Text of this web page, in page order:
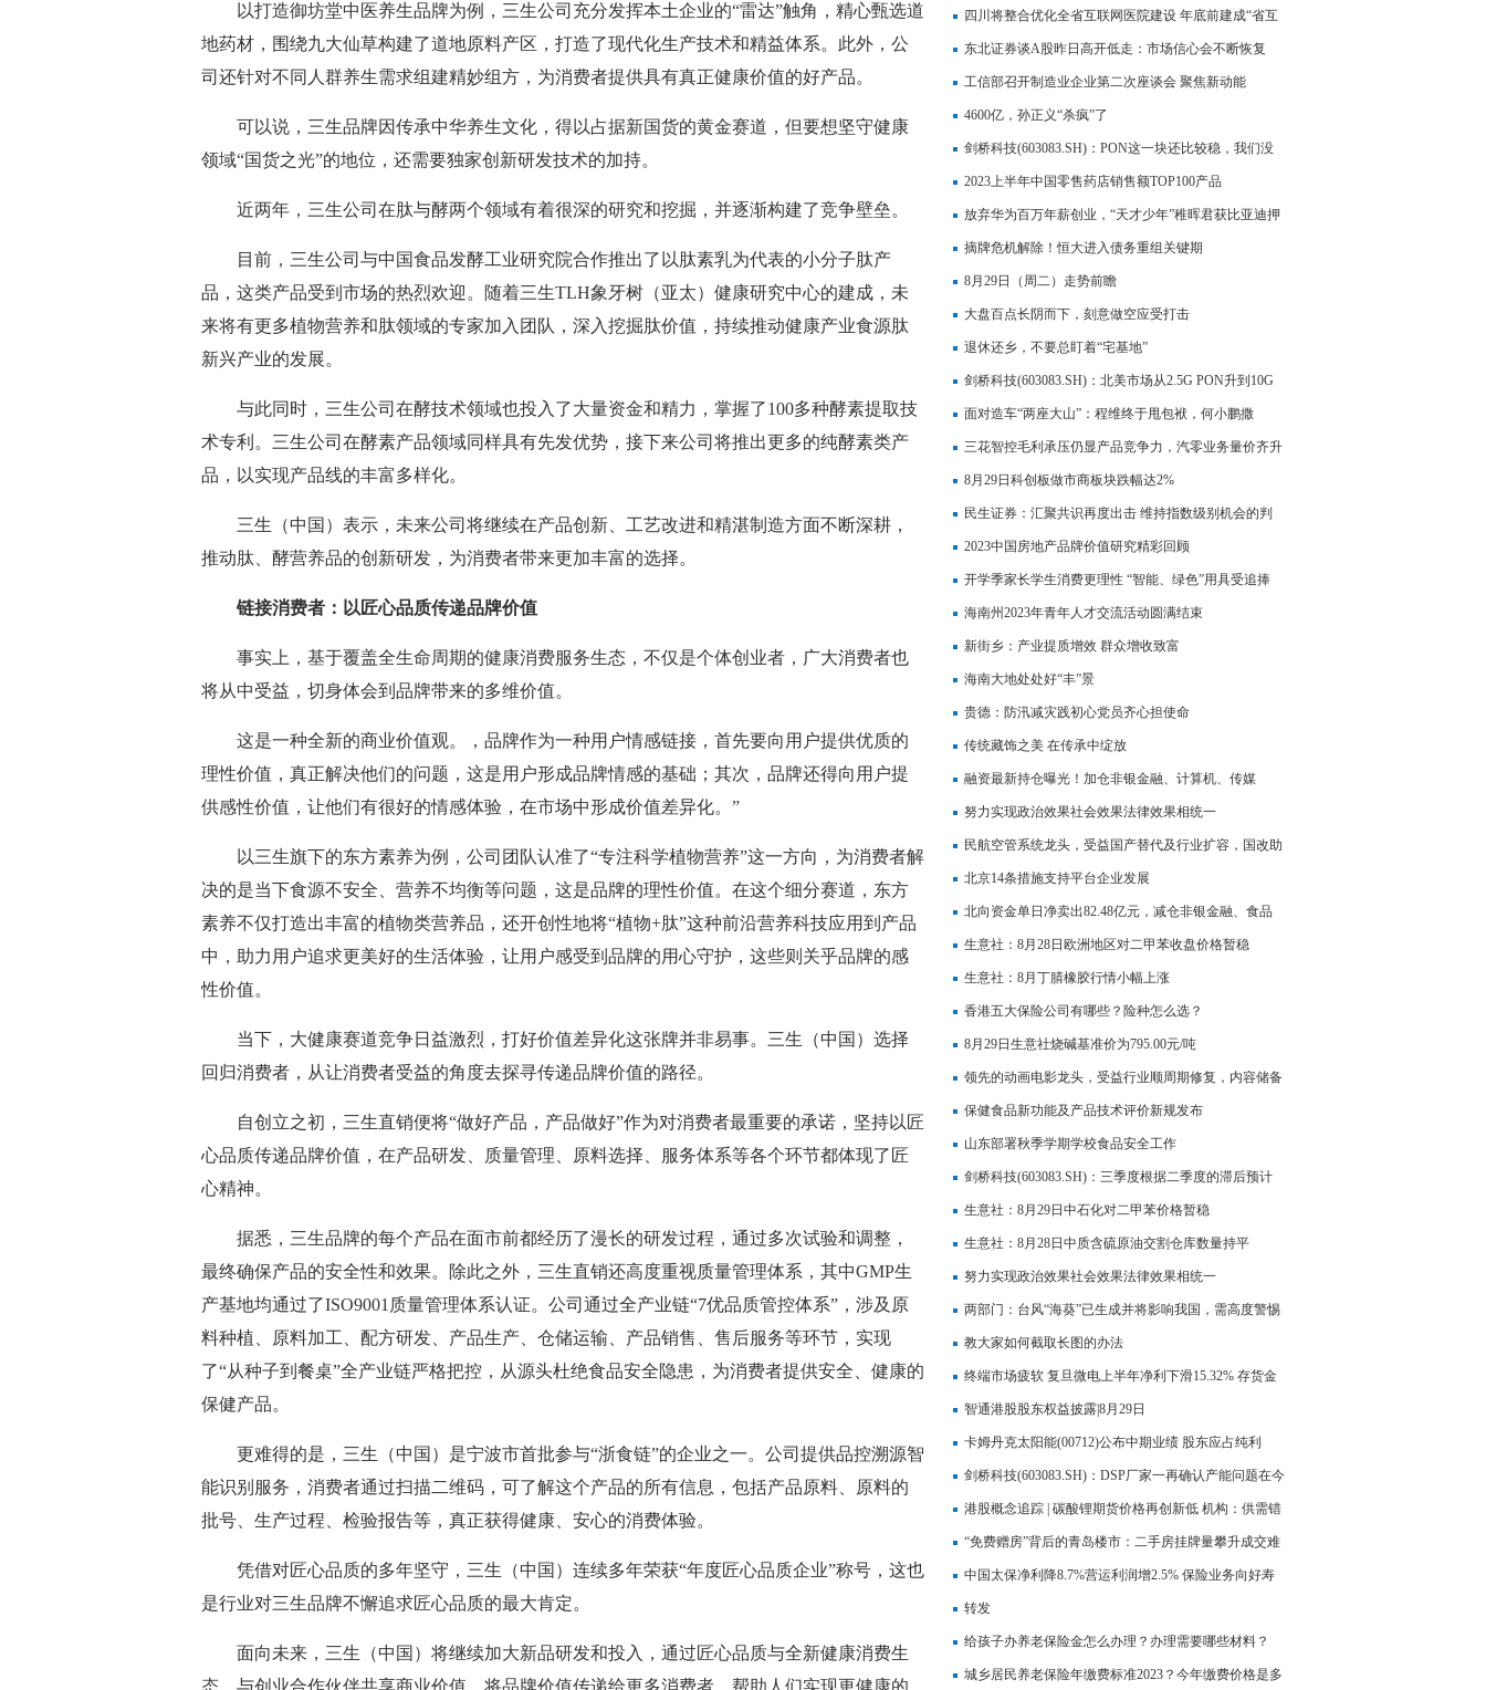
以打造御坊堂中医养生品牌为例，三生公司充分发挥本土企业的“雷达”触角，精心甄选道
地药材，围绕九大仙草构建了道地原料产区，打造了现代化生产技术和精益体系。此外，公
司还针对不同人群养生需求组建精妙组方，为消费者提供具有真正健康价值的好产品。
可以说，三生品牌因传承中华养生文化，得以占据新国货的黄金赛道，但要想坚守健康
领域“国货之光”的地位，还需要独家创新研发技术的加持。
近两年，三生公司在肽与酵两个领域有着很深的研究和挖掘，并逐渐构建了竞争壁垒。
目前，三生公司与中国食品发酵工业研究院合作推出了以肽素乳为代表的小分子肽产
品，这类产品受到市场的热烈欢迎。随着三生TLH象牙树（亚太）健康研究中心的建成，未
来将有更多植物营养和肽领域的专家加入团队，深入挖掘肽价值，持续推动健康产业食源肽
新兴产业的发展。
与此同时，三生公司在酵技术领域也投入了大量资金和精力，掌握了100多种酵素提取技
术专利。三生公司在酵素产品领域同样具有先发优势，接下来公司将推出更多的纯酵素类产
品，以实现产品线的丰富多样化。
三生（中国）表示，未来公司将继续在产品创新、工艺改进和精湛制造方面不断深耕，
推动肽、酵营养品的创新研发，为消费者带来更加丰富的选择。
链接消费者：以匠心品质传递品牌价值
事实上，基于覆盖全生命周期的健康消费服务生态，不仅是个体创业者，广大消费者也
将从中受益，切身体会到品牌带来的多维价值。
这是一种全新的商业价值观。，品牌作为一种用户情感链接，首先要向用户提供优质的
理性价值，真正解决他们的问题，这是用户形成品牌情感的基础；其次，品牌还得向用户提
供感性价值，让他们有很好的情感体验，在市场中形成价值差异化。”
以三生旗下的东方素养为例，公司团队认准了“专注科学植物营养”这一方向，为消费者解
决的是当下食源不安全、营养不均衡等问题，这是品牌的理性价值。在这个细分赛道，东方
素养不仅打造出丰富的植物类营养品，还开创性地将“植物+肽”这种前沿营养科技应用到产品
中，助力用户追求更美好的生活体验，让用户感受到品牌的用心守护，这些则关乎品牌的感
性价值。
当下，大健康赛道竞争日益激烈，打好价值差异化这张牌并非易事。三生（中国）选择
回归消费者，从让消费者受益的角度去探寻传递品牌价值的路径。
自创立之初，三生直销便将“做好产品，产品做好”作为对消费者最重要的承诺，坚持以匠
心品质传递品牌价值，在产品研发、质量管理、原料选择、服务体系等各个环节都体现了匠
心精神。
据悉，三生品牌的每个产品在面市前都经历了漫长的研发过程，通过多次试验和调整，
最终确保产品的安全性和效果。除此之外，三生直销还高度重视质量管理体系，其中GMP生
产基地均通过了ISO9001质量管理体系认证。公司通过全产业链“7优品质管控体系”，涉及原
料种植、原料加工、配方研发、产品生产、仓储运输、产品销售、售后服务等环节，实现
了“从种子到餐桌”全产业链严格把控，从源头杜绝食品安全隐患，为消费者提供安全、健康的
保健产品。
更难得的是，三生（中国）是宁波市首批参与“浙食链”的企业之一。公司提供品控溯源智
能识别服务，消费者通过扫描二维码，可了解这个产品的所有信息，包括产品原料、原料的
批号、生产过程、检验报告等，真正获得健康、安心的消费体验。
凭借对匠心品质的多年坚守，三生（中国）连续多年荣获“年度匠心品质企业”称号，这也
是行业对三生品牌不懈追求匠心品质的最大肯定。
面向未来，三生（中国）将继续加大新品研发和投入，通过匠心品质与全新健康消费生
态，与创业合作伙伴共享商业价值，将品牌价值传递给更多消费者，帮助人们实现更健康的
四川将整合优化全省互联网医院建设 年底前建成“省互
联网总医院”
东北证券谈A股昨日高开低走：市场信心会不断恢复
工信部召开制造业企业第二次座谈会 聚焦新动能
4600亿，孙正义“杀疯”了
剑桥科技(603083.SH)：PON这一块还比较稳，我们没
有觉得现在在北美有什么PON的价格战
2023上半年中国零售药店销售额TOP100产品
放弃华为百万年薪创业，“天才少年”稚晖君获比亚迪押
宝
摘牌危机解除！恒大进入债务重组关键期
8月29日（周二）走势前瞻
大盘百点长阴而下，刻意做空应受打击
退休还乡，不要总盯着“宅基地”
剑桥科技(603083.SH)：北美市场从2.5G PON升到10G
PON，趋势非常明显，而潜在的客户也非常多
面对造车“两座大山”：程维终于甩包袱，何小鹏撒
币“续梦”
三花智控毛利承压仍显产品竞争力，汽零业务量价齐升
8月29日科创板做市商板块跌幅达2%
民生证券：汇聚共识再度出击 维持指数级别机会的判
断
2023中国房地产品牌价值研究精彩回顾
开学季家长学生消费更理性 “智能、绿色”用具受追捧
海南州2023年青年人才交流活动圆满结束
新街乡：产业提质增效 群众增收致富
海南大地处处好“丰”景
贵德：防汛减灾践初心党员齐心担使命
传统藏饰之美 在传承中绽放
融资最新持仓曝光！加仓非银金融、计算机、传媒
努力实现政治效果社会效果法律效果相统一
民航空管系统龙头，受益国产替代及行业扩容，国改助
力腾飞——8月29日研报挖矿
北京14条措施支持平台企业发展
北向资金单日净卖出82.48亿元，减仓非银金融、食品
饮料、汽车
生意社：8月28日欧洲地区对二甲苯收盘价格暂稳
生意社：8月丁腈橡胶行情小幅上涨
香港五大保险公司有哪些？险种怎么选？
8月29日生意社烧碱基准价为795.00元/吨
领先的动画电影龙头，受益行业顺周期修复，内容储备
丰富望贡献业绩弹性——8月29日研报挖矿
保健食品新功能及产品技术评价新规发布
山东部署秋季学期学校食品安全工作
剑桥科技(603083.SH)：三季度根据二季度的滞后预计
有所增长，但不能保证三季度本身预测的订单不再次递
延
生意社：8月29日中石化对二甲苯价格暂稳
生意社：8月28日中质含硫原油交割仓库数量持平
努力实现政治效果社会效果法律效果相统一
两部门：台风“海葵”已生成并将影响我国，需高度警惕
教大家如何截取长图的办法
终端市场疲软 复旦微电上半年净利下滑15.32% 存货金
额创新高
智通港股股东权益披露|8月29日
卡姆丹克太阳能(00712)公布中期业绩 股东应占纯利
4930万元 同比扭亏为盈
剑桥科技(603083.SH)：DSP厂家一再确认产能问题在今
年四季度或明年一季度完全解决
港股概念追踪 | 碳酸锂期货价格再创新低 机构：供需错
配下 锂价或将持续下行(附概念股)
“免费赠房”背后的青岛楼市：二手房挂牌量攀升成交难
中国太保净利降8.7%营运利润增2.5% 保险业务向好寿
险新业务价值增三成
转发
给孩子办养老保险金怎么办理？办理需要哪些材料？
城乡居民养老保险年缴费标准2023？今年缴费价格是多